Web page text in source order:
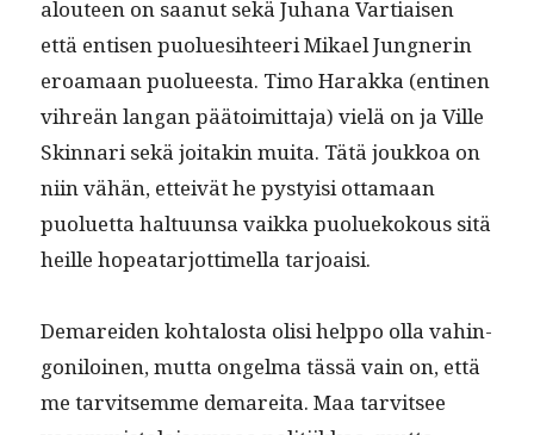
alouteen on saanut sekä Juhana Var­ti­aisen
että entisen puolue­si­h­teeri Mikael Jungner­in
eroa­maan puolueesta. Timo Harak­ka (enti­nen
vihreän lan­gan pää­toimit­ta­ja) vielä on ja Ville
Skin­nari sekä joitakin mui­ta. Tätä joukkoa on
niin vähän, etteivät he pysty­isi otta­maan
puoluet­ta hal­tu­un­sa vaik­ka puoluekok­ous sitä
heille hopeatar­jot­timel­la tarjoaisi.
Demarei­den kohtalosta olisi help­po olla vahin­
go­niloinen, mut­ta ongel­ma tässä vain on, että
me tarvit­semme demare­i­ta. Maa tarvit­see